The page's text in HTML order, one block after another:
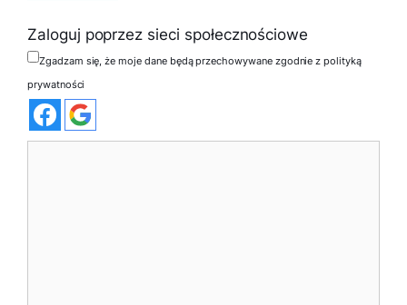
Zaloguj poprzez sieci społecznościowe
Zgadzam się, że moje dane będą przechowywane zgodnie z polityką
prywatności